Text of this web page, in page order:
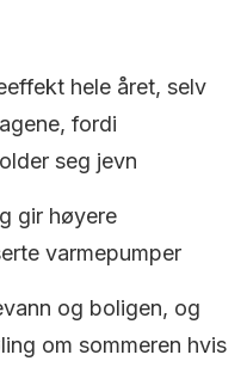
hele året, selv
fordi
seg jevn
gir høyere
varmepumper
og boligen, og
om sommeren hvis